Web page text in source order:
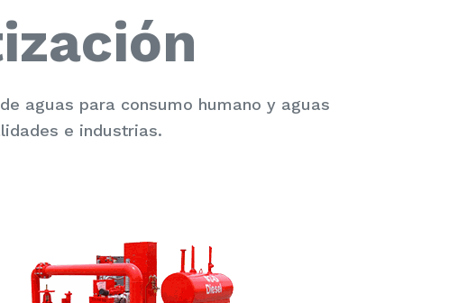
aguas para consumo humano y aguas
e industrias.